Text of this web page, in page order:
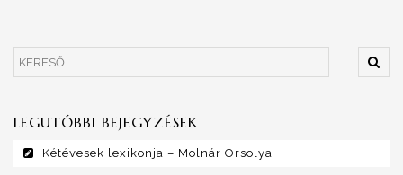
LEGUTÓBBI BEJEGYZÉSEK
Kétévesek lexikonja – Molnár Orsolya